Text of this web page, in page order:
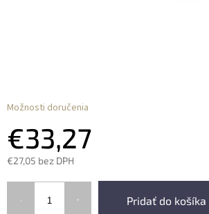
€33,27
€27,05 bez DPH
Pridať do košíka
Možnosti doručenia